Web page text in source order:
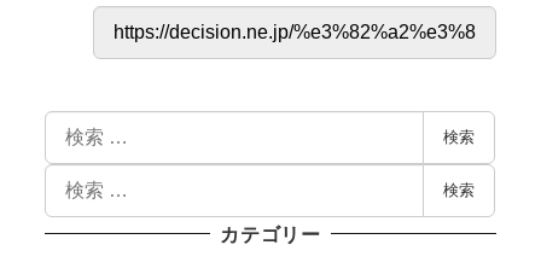
検索
検索
カテゴリー